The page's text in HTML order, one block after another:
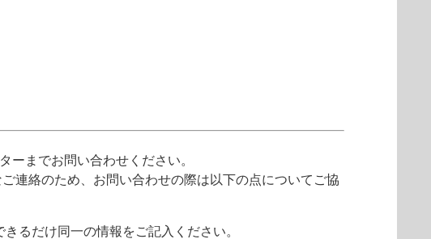
ーまでお問い合わせください。
連絡のため、お問い合わせの際は以下の点についてご協
るだけ同一の情報をご記入ください。